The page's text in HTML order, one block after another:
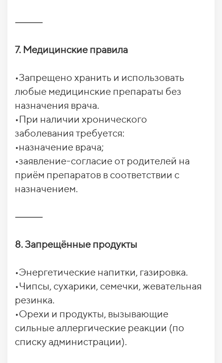
⸻
7. Медицинские правила
•Запрещено хранить и использовать
любые медицинские препараты без
назначения врача.
•При наличии хронического
заболевания требуется:
•назначение врача;
•заявление-согласие от родителей на
приём препаратов в соответствии с
назначением.
⸻
8. Запрещённые продукты
•Энергетические напитки, газировка.
•Чипсы, сухарики, семечки, жевательная
резинка.
•Орехи и продукты, вызывающие
сильные аллергические реакции (по
списку администрации).